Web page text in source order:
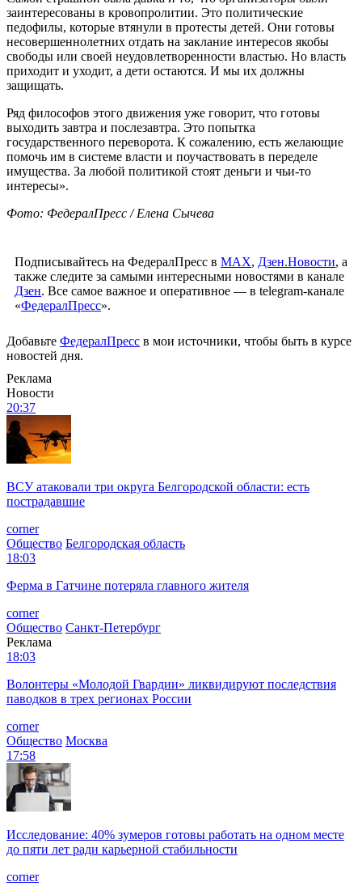
заинтересованы в кровопролитии. Это политические
педофилы, которые втянули в протесты детей. Они готовы
несовершеннолетних отдать на заклание интересов якобы
свободы или своей неудовлетворенности властью. Но власть
приходит и уходит, а дети остаются. И мы их должны
защищать.
Ряд философов этого движения уже говорит, что готовы
выходить завтра и послезавтра. Это попытка
государственного переворота. К сожалению, есть желающие
помочь им в системе власти и поучаствовать в переделе
имущества. За любой политикой стоят деньги и чьи-то
интересы».
Фото: ФедералПресс / Елена Сычева
Подписывайтесь на ФедералПресс в МАХ, Дзен.Новости, а
также следите за самыми интересными новостями в канале
Дзен. Все самое важное и оперативное — в telegram-канале
«ФедералПресс».
Добавьте ФедералПресс в мои источники, чтобы быть в курсе
новостей дня.
Реклама
Новости
20:37
ВСУ атаковали три округа Белгородской области: есть
пострадавшие
corner
Общество Белгородская область
18:03
Ферма в Гатчине потеряла главного жителя
corner
Общество Санкт-Петербург
Реклама
18:03
Волонтеры «Молодой Гвардии» ликвидируют последствия
паводков в трех регионах России
corner
Общество Москва
17:58
Исследование: 40% зумеров готовы работать на одном месте
до пяти лет ради карьерной стабильности
corner